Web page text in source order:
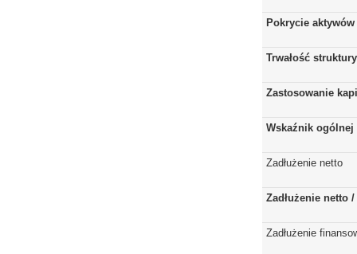
Pokrycie aktywów
Trwałość
Zastosowanie
Wskaźnik
Zadłużenie netto
Zadłużenie netto
Zadłużenie